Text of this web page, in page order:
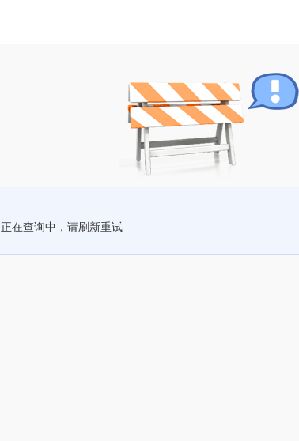
正在查询中，请刷新重试